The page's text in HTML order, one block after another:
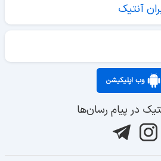
آنتیک
وب اپلیکیشن
در پیام رسان‌ها